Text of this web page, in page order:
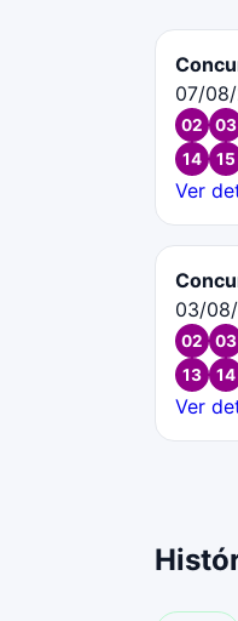
07/
02 03
14
15
Ver
03/
02 03
13
14
Ver